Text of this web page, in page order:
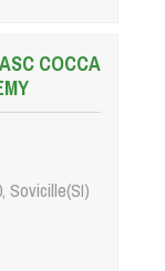
COCCA
Sovicille(SI)